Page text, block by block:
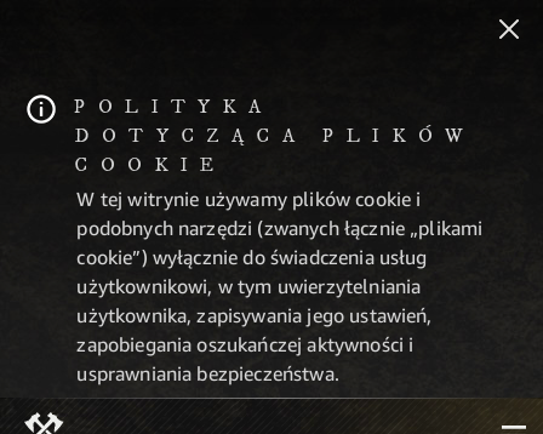
POLITYKA
DOTYCZĄCA PLIKÓW
COOKIE
W tej witrynie używamy plików cookie i
podobnych narzędzi (zwanych łącznie „plikami
cookie”) wyłącznie do świadczenia usług
użytkownikowi, w tym uwierzytelniania
użytkownika, zapisywania jego ustawień,
zapobiegania oszukańczej aktywności i
usprawniania bezpieczeństwa.